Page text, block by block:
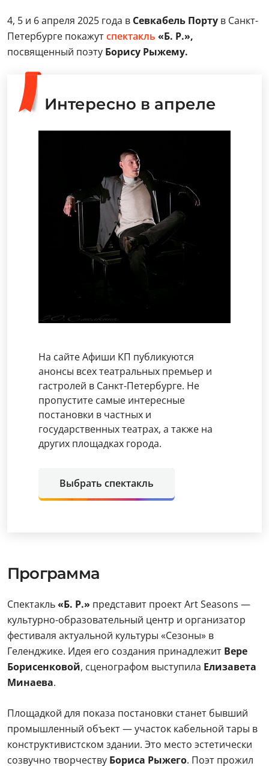
4, 5 и 6 апреля 2025 года в Севкабель Порту в Санкт-
Петербурге покажутспектакль «Б. Р.»,
посвященный поэту Борису Рыжему.
Интересно в апреле
На сайте Афиши КП публикуются
анонсы всех театральных премьер и
гастролей в Санкт-Петербурге. Не
пропустите самые интересные
постановки в частных и
государственных театрах, а также на
других площадках города.
Выбрать спектакль
Программа
Спектакль«Б. Р.» представит проект Art Seasons —
культурно-образовательный центр и организатор
фестиваля актуальной культуры «Сезоны» в
Геленджике. Идея его создания принадлежит Вере
Борисенковой, сценографом выступила Елизавета
Минаева.
Площадкой для показа постановки станет бывший
промышленный объект — участок кабельной тары в
конструктивистском здании. Это место эстетически
созвучно творчеству Бориса Рыжего. Поэт прожил